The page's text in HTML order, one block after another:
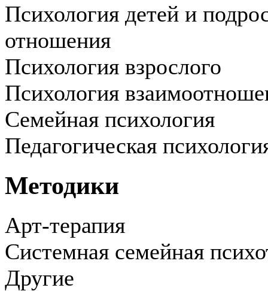
Психология детей и
отношения
Психология взрослого
Психология
Семейная психология
Педагогическая
Методики
Арт-терапия
Системная семейная
Другие